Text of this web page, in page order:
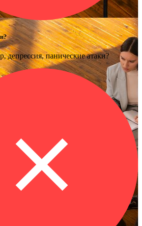
депрессия, панические атаки?